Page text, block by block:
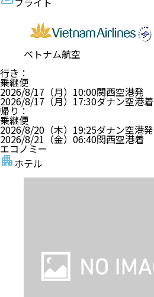
ベトナム航空
行き ：
乗継便
2026/8/17（月） 10:00関西空港発
2026/8/17（月） 17:30ダナン空港着
帰り ：
乗継便
2026/8/20（木） 19:25ダナン空港発
2026/8/21（金） 06:40関西空港着
エコノミー
ホテル